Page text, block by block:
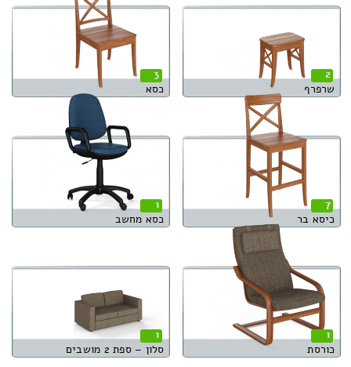
2
שרפרף
3
כסא
7
כיסא בר
1
כסא מחשב
1
כורסת
1
סלון – ספת 2 מושבים